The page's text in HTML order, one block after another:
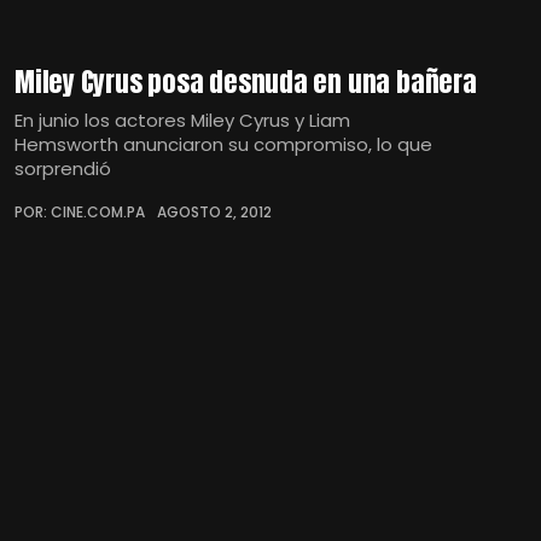
Miley Cyrus posa desnuda en una bañera
En junio los actores Miley Cyrus y Liam
Hemsworth anunciaron su compromiso, lo que
sorprendió
POR: CINE.COM.PA AGOSTO 2, 2012